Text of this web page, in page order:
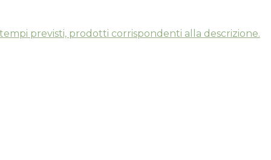
previsti, prodotti corrispondenti alla descrizione.